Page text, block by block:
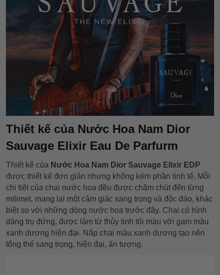
Thiết kế của Nước Hoa Nam Dior
Sauvage Elixir Eau De Parfurm
Thiết kế của Nước Hoa Nam Dior Sauvage Elixir EDP
được thiết kế đơn giản nhưng không kém phần tinh tế. Mỗi
chi tiết của chai nước hoa đều được chăm chút đến từng
milimet, mang lại một cảm giác sang trọng và độc đáo, khác
biệt so với những dòng nước hoa trước đây. Chai có hình
dáng trụ đứng, được làm từ thủy tinh tối màu với gam màu
xanh dương hiện đại. Nắp chai màu xanh dương tạo nên
tổng thế sang trọng, hiện đại, ấn tượng.